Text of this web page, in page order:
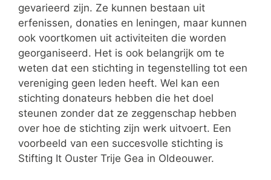
gevarieerd zijn. Ze kunnen bestaan uit
erfenissen, donaties en leningen, maar kunnen
ook voortkomen uit activiteiten die worden
georganiseerd. Het is ook belangrijk om te
weten dat een stichting in tegenstelling tot een
vereniging geen leden heeft. Wel kan een
stichting donateurs hebben die het doel
steunen zonder dat ze zeggenschap hebben
over hoe de stichting zijn werk uitvoert. Een
voorbeeld van een succesvolle stichting is
Stifting It Ouster Trije Gea in Oldeouwer.